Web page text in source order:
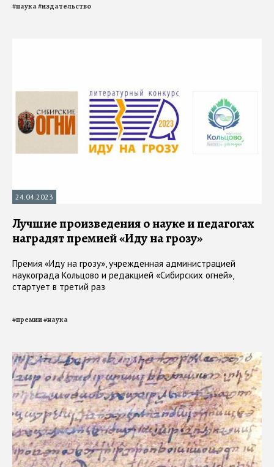
#наука#издательство
24.04.2023
Лучшие произведения о науке и педагогах
наградят премией «Иду на грозу»
Премия «Иду на грозу», учрежденная администрацией
наукограда Кольцово и редакцией «Сибирских огней»,
стартует в третий раз
#премии#наука